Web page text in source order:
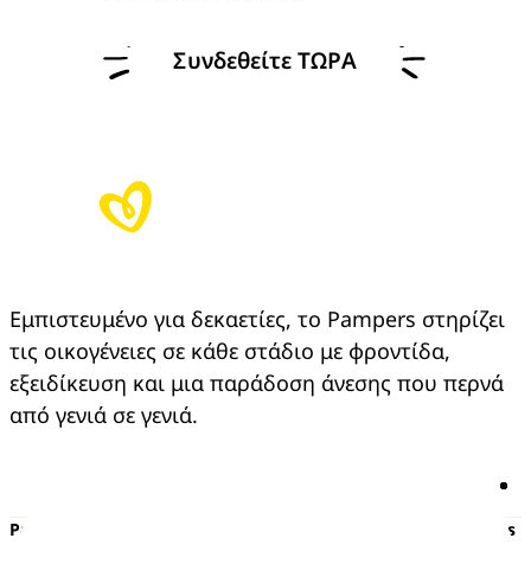
Συνδεθείτε ΤΩΡΑ
Εμπιστευμένο για δεκαετίες, το Pampers στηρίζει
τις οικογένειες σε κάθε στάδιο με φροντίδα,
εξειδίκευση και μια παράδοση άνεσης που περνά
από γενιά σε γενιά.
Pampers
Περισσότερα από τα Pampers